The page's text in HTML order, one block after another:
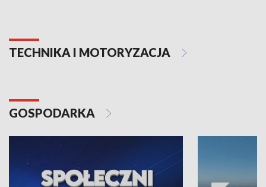
TECHNIKA I MOTORYZACJA
GOSPODARKA